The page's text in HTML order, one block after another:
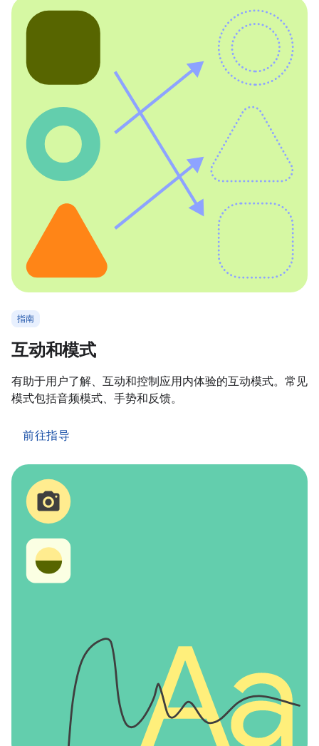
指南
互动和模式
有助于用户了解、互动和控制应用内体验的互动模式。常见
模式包括音频模式、手势和反馈。
前往指导